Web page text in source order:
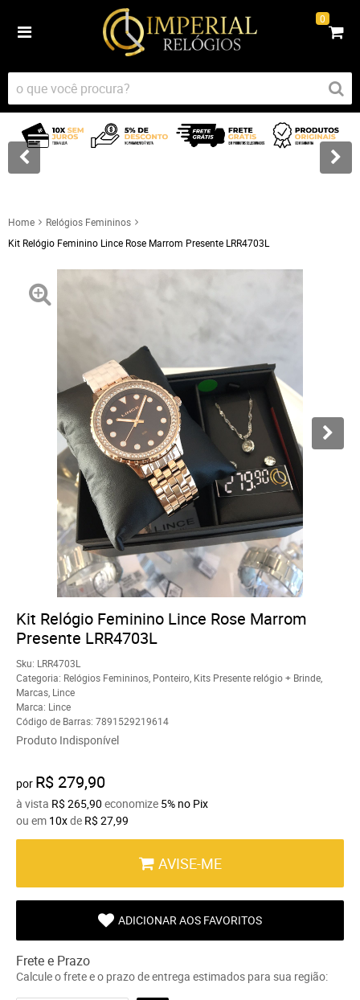
0
Home
Relógios Femininos
Kit Relógio Feminino Lince Rose Marrom Presente LRR4703L
Kit Relógio Feminino Lince Rose Marrom
Presente LRR4703L
Sku: LRR4703L
Categoria: Relógios Femininos Ponteiro Kits Presente relógio + Brinde
Marcas Lince
Marca: Lince
Código de Barras: 7891529219614
Produto Indisponível
por R$ 279,90
à vista R$ 265,90 economize 5% no Pix
ou em 10xde R$ 27,99
AVISE-ME
ADICIONAR AOS FAVORITOS
Frete e Prazo
Calcule o frete e o prazo de entrega estimados para sua região: